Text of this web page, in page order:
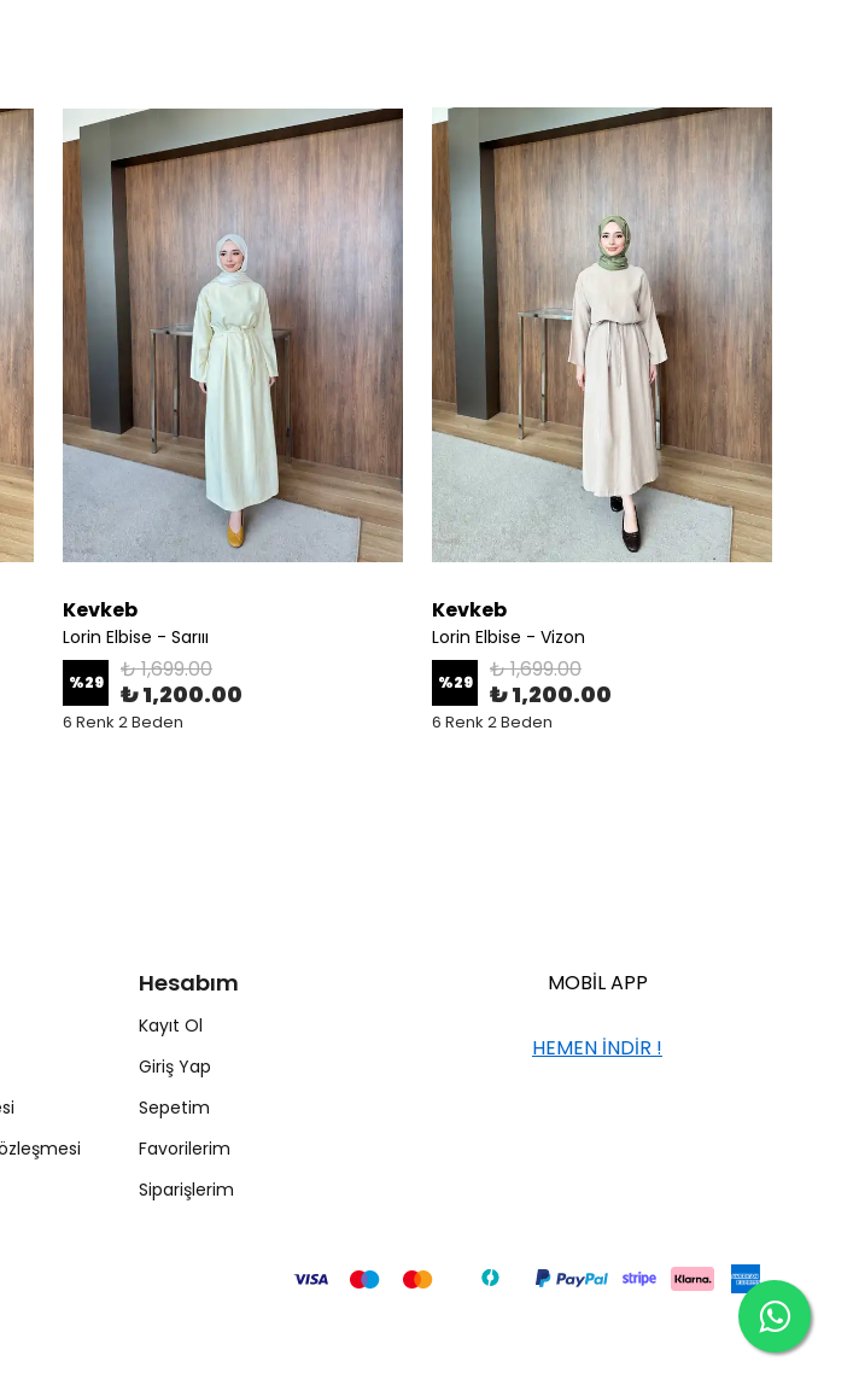
Kevkeb
Lorin Elbise - Sarııı
%29 ₺ 1,699.00
₺ 1,200.00
6 Renk 2 Beden
Kevkeb
Lorin Elbise - Vizon
%29 ₺ 1,699.00
₺ 1,200.00
6 Renk 2 Beden
Hesabım
Kayıt Ol
Giriş Yap
Sepetim
Favorilerim
Siparişlerim
MOBİL APP
HEMEN İNDİR !